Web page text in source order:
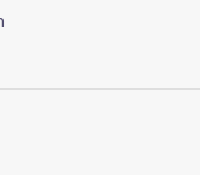
PNY
RGB